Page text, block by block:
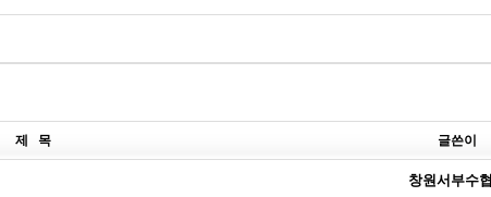
제 목 글쓴이
창원서부수협